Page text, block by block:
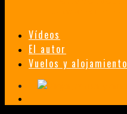
Vídeos
El autor
Vuelos y alojamiento